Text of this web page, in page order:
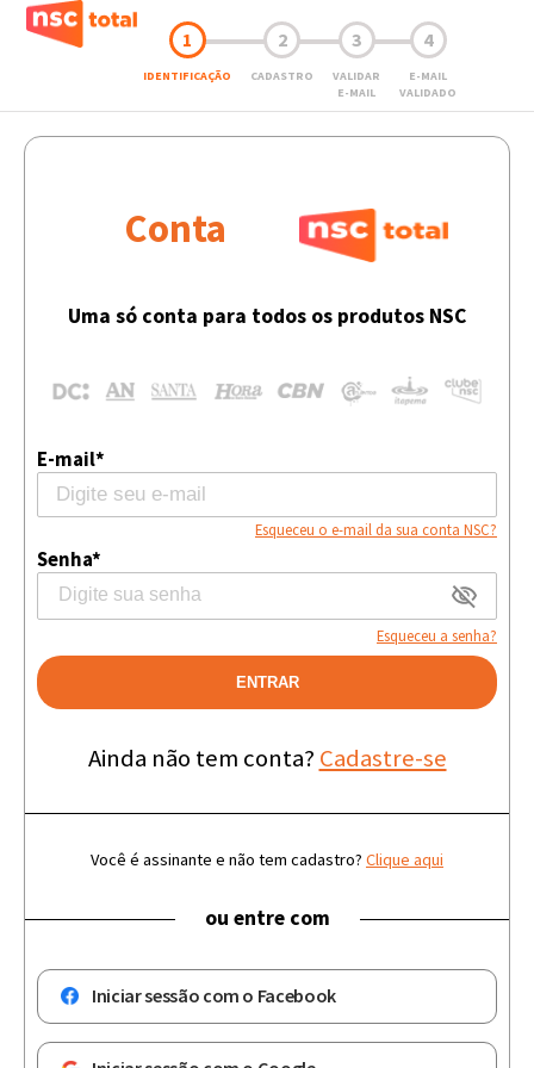
1
IDENTIFICAÇÃO
2
CADASTRO
3
VALIDAR
E-MAIL
4
E-MAIL
VALIDADO
Conta
Uma só conta para todos os produtos NSC
E-mail*
Esqueceu o e-mail da sua conta NSC?
Senha*
Esqueceu a senha?
ENTRAR
Ainda não tem conta? Cadastre-se
Você é assinante e não tem cadastro? Clique aqui
ou entre com
Iniciar sessão com o Facebook